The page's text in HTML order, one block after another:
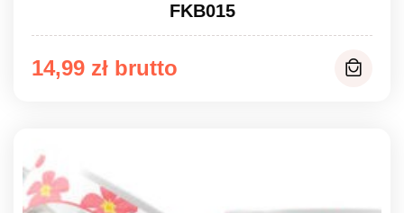
FKB015
14,99 zł